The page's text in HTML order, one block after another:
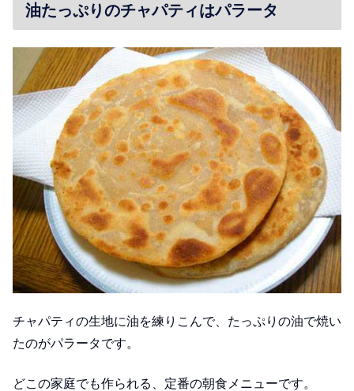
油たっぷりのチャパティはパラータ
チャパティの生地に油を練りこんで、たっぷりの油で焼い
たのがパラータです。
どこの家庭でも作られる、定番の朝食メニューです。